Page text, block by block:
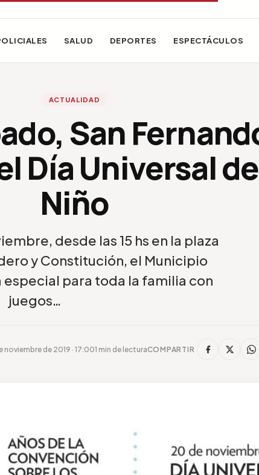
SALUD DEPORTES ESPECTÁCULOS
ACTUALIDAD
San
Día Universal
Niño
desde las 15 hs en la plaza
y Constitución, el Municipio
para toda la familia con
juegos…
noviembre de 2019 · 17:001 min de lecturaCOMPARTIR